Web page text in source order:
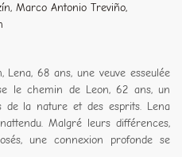
Marco Antonio Treviño,
Lena, 68 ans, une veuve esseulée
le chemin de Leon, 62 ans, un
de la nature et des esprits. Lena
Malgré leurs différences,
une connexion profonde se